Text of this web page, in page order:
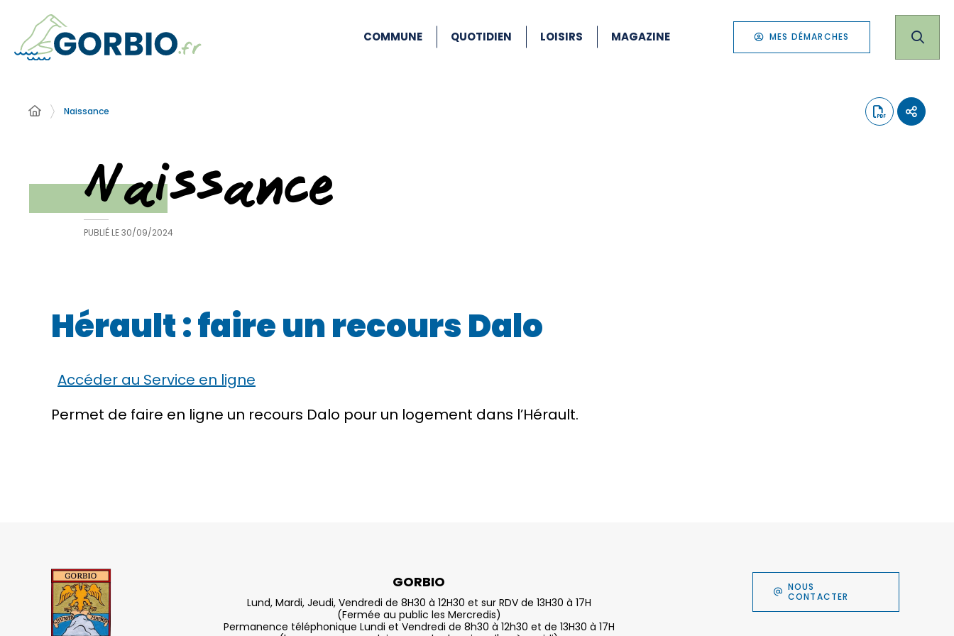
COMMUNE QUOTIDIEN LOISIRS MAGAZINE MES DÉMARCHES
Naissance
Naissance
PUBLIÉ LE30/09/2024
Hérault : faire un recours Dalo
Accéder au Service en ligne
Permet de faire en ligne un recours Dalo pour un logement dans l’Hérault.
GORBIO
Lund, Mardi, Jeudi, Vendredi de 8H30 à 12H30 et sur RDV de 13H30 à 17H
(Fermée au public les Mercredis)
Permanence téléphonique Lundi et Vendredi de 8h30 à 12h30 et de 13H30 à 17H
NOUS
CONTACTER